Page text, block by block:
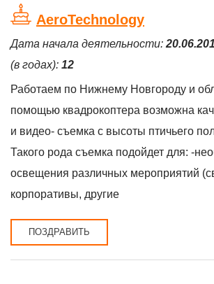
AeroTechnology
Дата начала деятельности:
(в годах): 12
Работаем по Нижнему Новгороду и
помощью квадрокоптера возможна
и видео- съемка с высоты птичьего
Такого рода съемка подойдет для: -
освещения различных мероприятий
корпоративы, другие
ПОЗДРАВИТЬ